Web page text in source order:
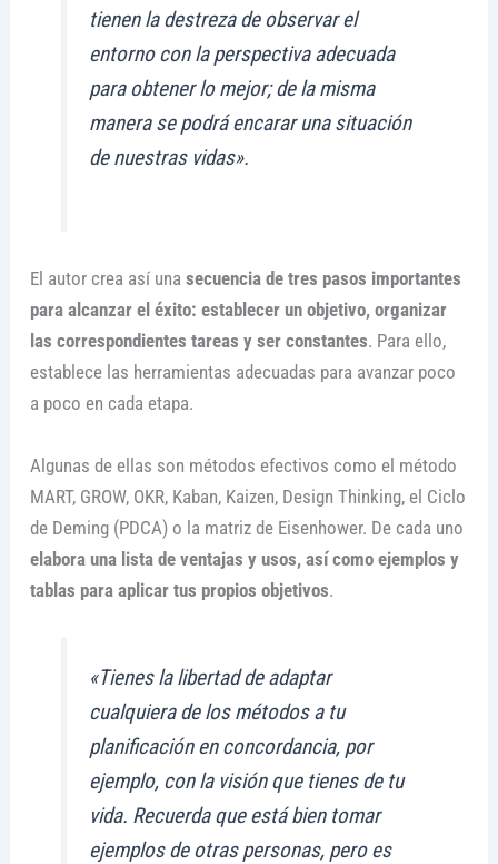
tienen la destreza de observar el
entorno con la perspectiva adecuada
para obtener lo mejor; de la misma
manera se podrá encarar una situación
de nuestras vidas».
El autor crea así una secuencia de tres pasos importantes
para alcanzar el éxito: establecer un objetivo, organizar
las correspondientes tareas y ser constantes. Para ello,
establece las herramientas adecuadas para avanzar poco
a poco en cada etapa.
Algunas de ellas son métodos efectivos como el método
MART, GROW, OKR, Kaban, Kaizen, Design Thinking, el Ciclo
de Deming (PDCA) o la matriz de Eisenhower. De cada uno
elabora una lista de ventajas y usos, así como ejemplos y
tablas para aplicar tus propios objetivos.
«Tienes la libertad de adaptar
cualquiera de los métodos a tu
planificación en concordancia, por
ejemplo, con la visión que tienes de tu
vida. Recuerda que está bien tomar
ejemplos de otras personas, pero es